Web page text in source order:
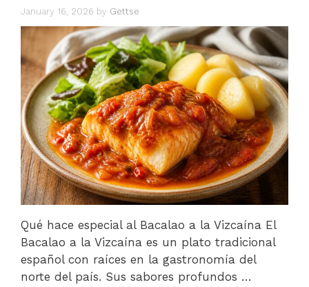
January 16, 2026 by Gettse
Qué hace especial al Bacalao a la Vizcaína El
Bacalao a la Vizcaína es un plato tradicional
español con raíces en la gastronomía del
norte del país. Sus sabores profundos …